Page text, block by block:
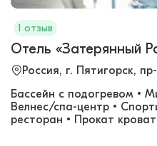
1 отзыв
Отель «Затерянный
Россия, г. Пятигорск,
Бассейн с подогревом •
Велнес/спа-центр •
ресторан • Прокат